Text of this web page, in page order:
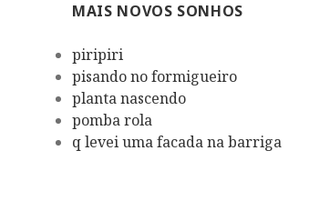
MAIS NOVOS SONHOS
piripiri
pisando no formigueiro
planta nascendo
pomba rola
q levei uma facada na barriga